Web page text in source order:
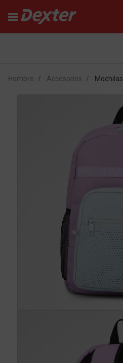
Hombre Accesorios Mochilas